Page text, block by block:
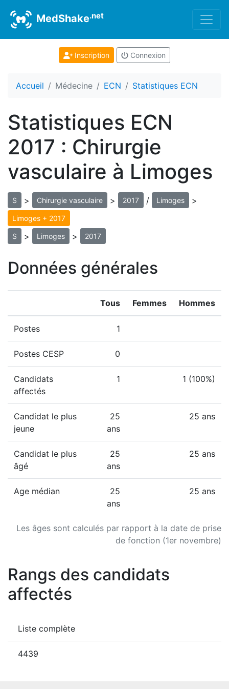
MedShake.net
Inscription Connexion
Accueil Médecine ECN Statistiques ECN
Statistiques ECN
2017 : Chirurgie
vasculaire à Limoges
S > Chirurgie vasculaire > 2017 / Limoges >
Limoges + 2017
S > Limoges > 2017
Données générales
Les âges sont calculés par rapport à la date de prise
de fonction (1er novembre)
Tous Femmes Hommes
Postes 1
Postes CESP 0
Candidats
affectés
1 1 (100%)
Candidat le plus
jeune
25
ans
25 ans
Candidat le plus
âgé
25
ans
25 ans
Age médian
25
ans
25 ans
Rangs des candidats
affectés
Liste complète
4439